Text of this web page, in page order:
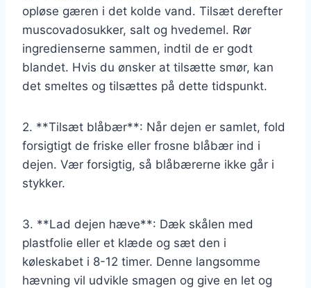
opløse gæren i det kolde vand. Tilsæt derefter
muscovadosukker, salt og hvedemel. Rør
ingredienserne sammen, indtil de er godt
blandet. Hvis du ønsker at tilsætte smør, kan
det smeltes og tilsættes på dette tidspunkt.
2. **Tilsæt blåbær**: Når dejen er samlet, fold
forsigtigt de friske eller frosne blåbær ind i
dejen. Vær forsigtig, så blåbærerne ikke går i
stykker.
3. **Lad dejen hæve**: Dæk skålen med
plastfolie eller et klæde og sæt den i
køleskabet i 8-12 timer. Denne langsomme
hævning vil udvikle smagen og give en let og